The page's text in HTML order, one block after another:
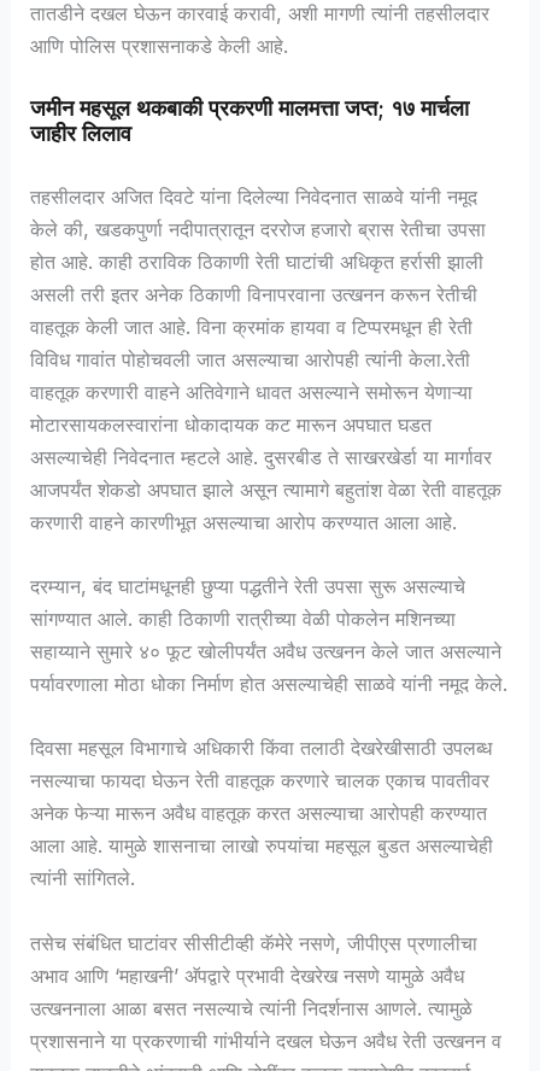
तातडीने दखल घेऊन कारवाई करावी, अशी मागणी त्यांनी तहसीलदार
आणि पोलिस प्रशासनाकडे केली आहे.
जमीन महसूल थकबाकी प्रकरणी मालमत्ता जप्त; १७ मार्चला
जाहीर लिलाव
तहसीलदार अजित दिवटे यांना दिलेल्या निवेदनात साळवे यांनी नमूद
केले की, खडकपुर्णा नदीपात्रातून दररोज हजारो ब्रास रेतीचा उपसा
होत आहे. काही ठराविक ठिकाणी रेती घाटांची अधिकृत हर्रासी झाली
असली तरी इतर अनेक ठिकाणी विनापरवाना उत्खनन करून रेतीची
वाहतूक केली जात आहे. विना क्रमांक हायवा व टिप्परमधून ही रेती
विविध गावांत पोहोचवली जात असल्याचा आरोपही त्यांनी केला.रेती
वाहतूक करणारी वाहने अतिवेगाने धावत असल्याने समोरून येणाऱ्या
मोटारसायकलस्वारांना धोकादायक कट मारून अपघात घडत
असल्याचेही निवेदनात म्हटले आहे. दुसरबीड ते साखरखेर्डा या मार्गावर
आजपर्यंत शेकडो अपघात झाले असून त्यामागे बहुतांश वेळा रेती वाहतूक
करणारी वाहने कारणीभूत असल्याचा आरोप करण्यात आला आहे.
दरम्यान, बंद घाटांमधूनही छुप्या पद्धतीने रेती उपसा सुरू असल्याचे
सांगण्यात आले. काही ठिकाणी रात्रीच्या वेळी पोकलेन मशिनच्या
सहाय्याने सुमारे ४० फूट खोलीपर्यंत अवैध उत्खनन केले जात असल्याने
पर्यावरणाला मोठा धोका निर्माण होत असल्याचेही साळवे यांनी नमूद केले.
दिवसा महसूल विभागाचे अधिकारी किंवा तलाठी देखरेखीसाठी उपलब्ध
नसल्याचा फायदा घेऊन रेती वाहतूक करणारे चालक एकाच पावतीवर
अनेक फेऱ्या मारून अवैध वाहतूक करत असल्याचा आरोपही करण्यात
आला आहे. यामुळे शासनाचा लाखो रुपयांचा महसूल बुडत असल्याचेही
त्यांनी सांगितले.
तसेच संबंधित घाटांवर सीसीटीव्ही कॅमेरे नसणे, जीपीएस प्रणालीचा
अभाव आणि ‘महाखनी’ अ‍ॅपद्वारे प्रभावी देखरेख नसणे यामुळे अवैध
उत्खननाला आळा बसत नसल्याचे त्यांनी निदर्शनास आणले. त्यामुळे
प्रशासनाने या प्रकरणाची गांभीर्याने दखल घेऊन अवैध रेती उत्खनन व